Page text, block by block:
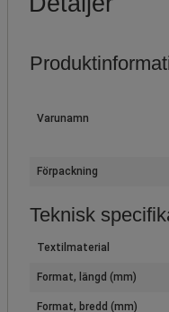
Varunamn
Förpackning
Teknisk
Textilmaterial
Format, längd (mm)
Format, bredd (mm)